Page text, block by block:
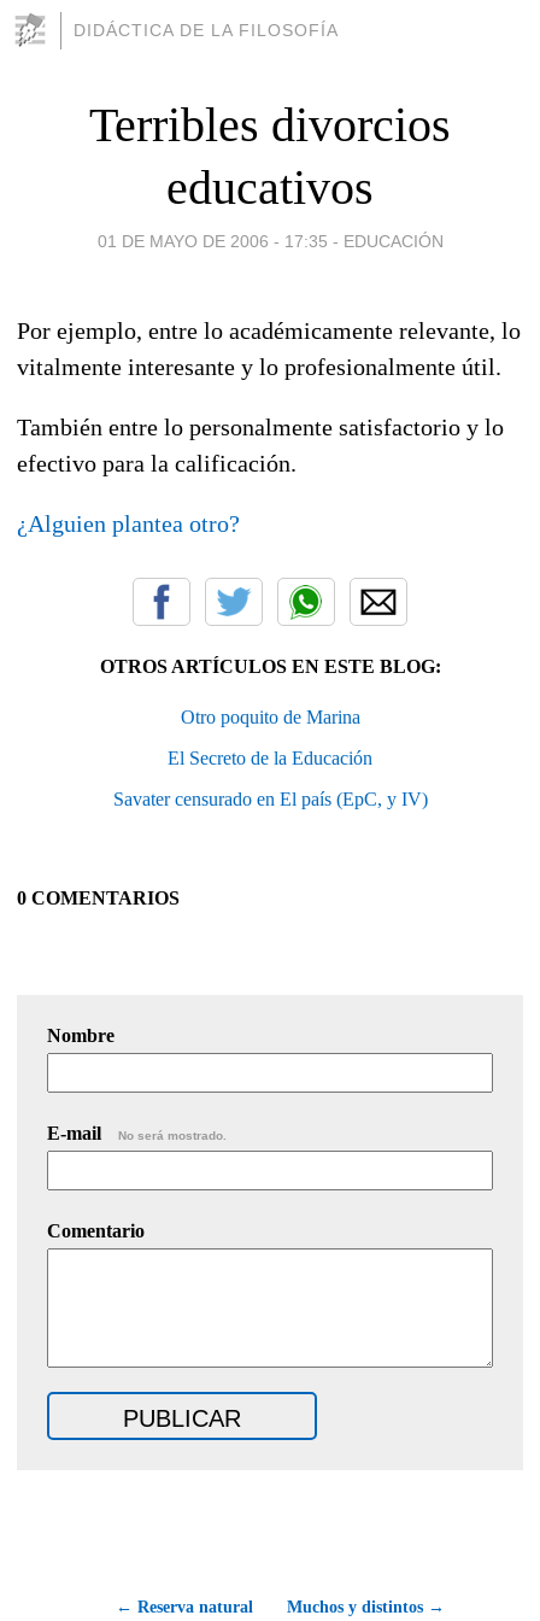
DIDÁCTICA DE LA FILOSOFÍA
Terribles divorcios
educativos
01 DE MAYO DE 2006 - 17:35 - EDUCACIÓN
Por ejemplo, entre lo académicamente relevante, lo
vitalmente interesante y lo profesionalmente útil.
También entre lo personalmente satisfactorio y lo
efectivo para la calificación.
¿Alguien plantea otro?
OTROS ARTÍCULOS EN ESTE BLOG:
Otro poquito de Marina
El Secreto de la Educación
Savater censurado en El país (EpC, y IV)
0 COMENTARIOS
Nombre
E-mail No será mostrado.
Comentario
← Reserva natural Muchos y distintos →